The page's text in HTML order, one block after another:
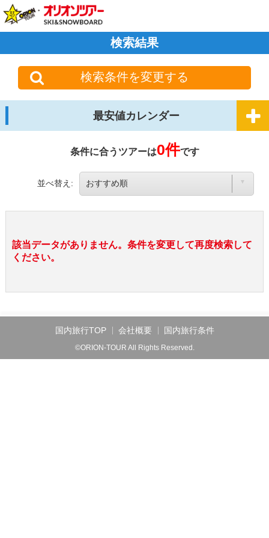
検索結果
検索条件を変更する
最安値カレンダー
条件に合うツアーは0件です
並べ替え:
該当データがありません。条件を変更して再度検索して
ください。
国内旅行TOP 会社概要 国内旅行条件
©ORION-TOUR All Rights Reserved.